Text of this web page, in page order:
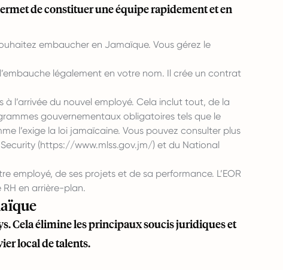
de constituer une équipe rapidement et en
embaucher en Jamaïque. Vous gérez le
légalement en votre nom. Il crée un contrat
à l’arrivée du nouvel employé. Cela inclut tout, de la
gouvernementaux obligatoires tels que le
l’exige la loi jamaïcaine. Vous pouvez consulter plus
(https://www.mlss.gov.jm/) et du National
employé, de ses projets et de sa performance. L’EOR
en arrière-plan.
Cela élimine les principaux soucis juridiques et
local de talents.